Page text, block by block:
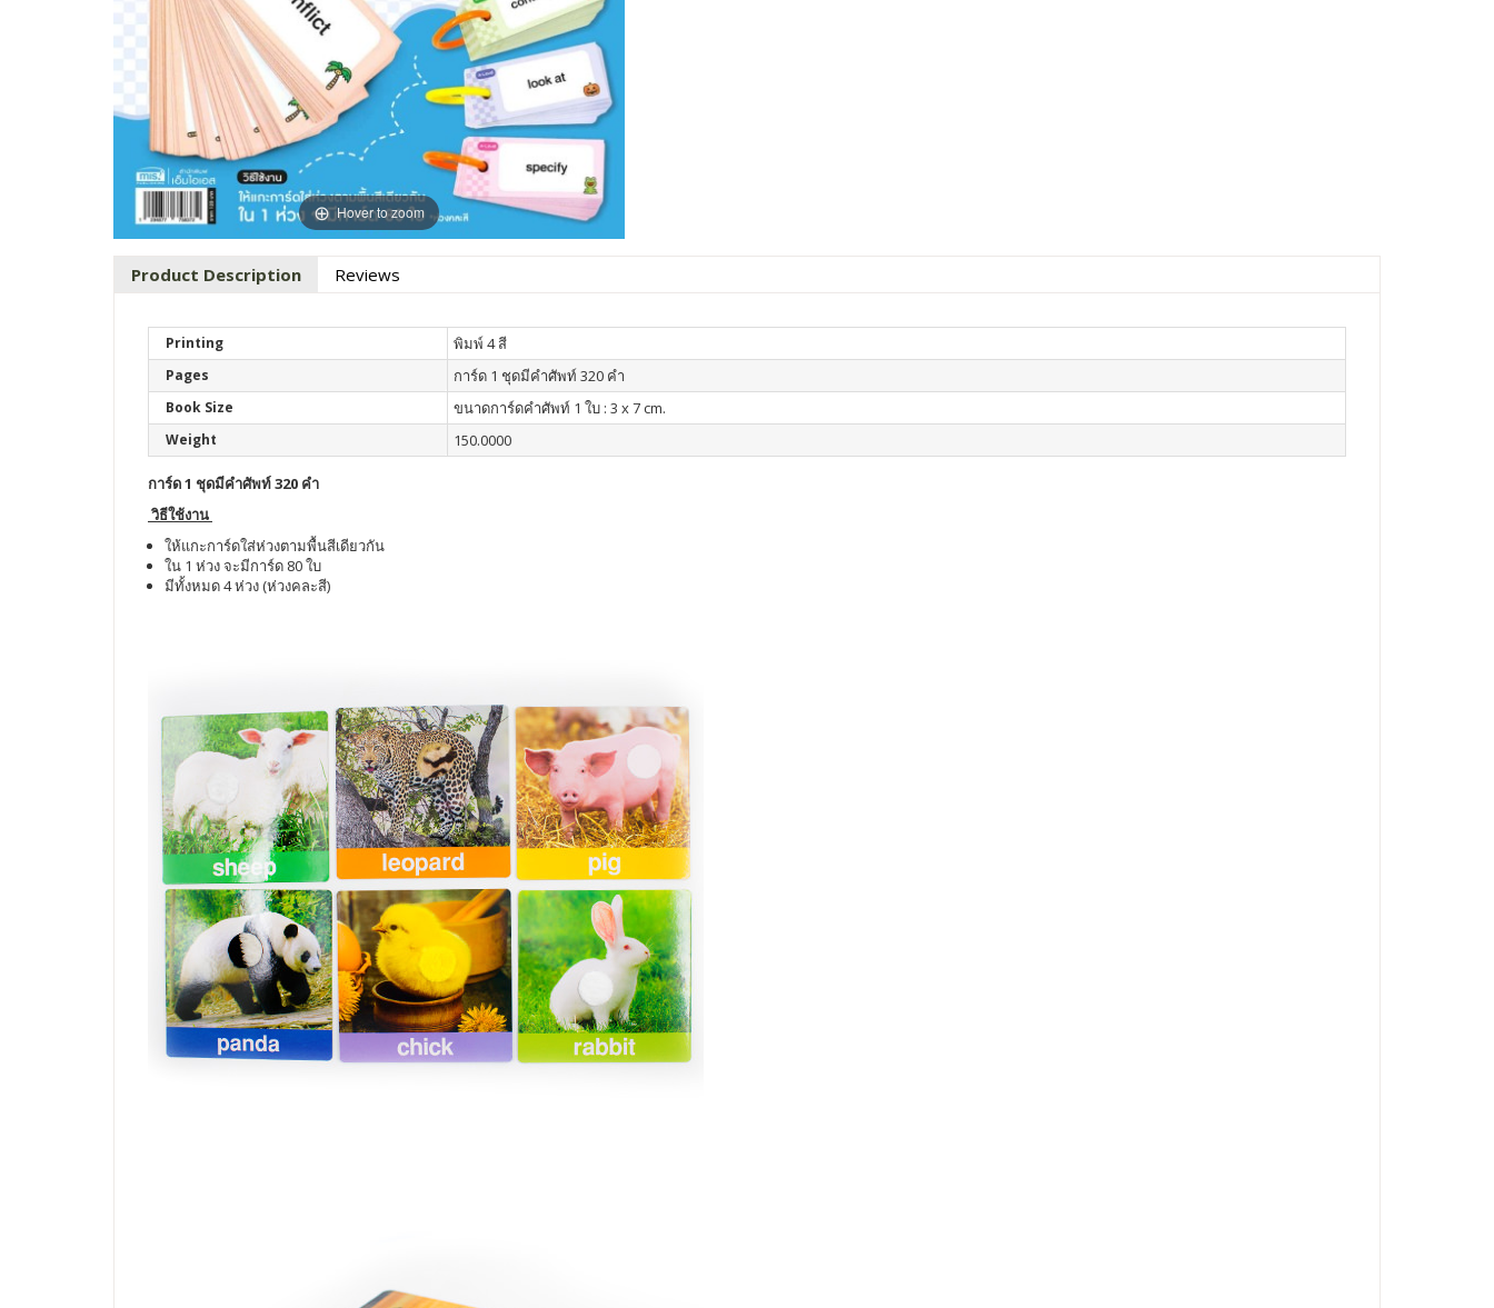
Hover to zoom
Product Description Reviews
Printing พิมพ์ 4 สี
Pages การ์ด 1 ชุดมีคำศัพท์ 320 คำ
Book Size ขนาดการ์ดคำศัพท์ 1 ใบ : 3 x 7 cm.
Weight 150.0000
การ์ด 1 ชุดมีคำศัพท์ 320 คำ
วิธีใช้งาน
ให้แกะการ์ดใส่ห่วงตามพื้นสีเดียวกัน
ใน 1 ห่วง จะมีการ์ด 80 ใบ
มีทั้งหมด 4 ห่วง (ห่วงคละสี)